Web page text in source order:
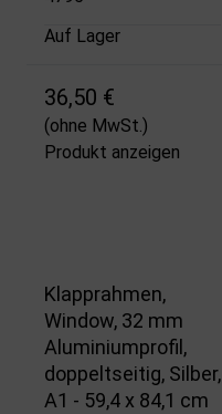
Auf Lager
36,50 €
(ohne MwSt.)
Produkt anzeigen
Klapprahmen,
Window, 32 mm
Aluminiumprofil,
doppeltseitig, Silber,
A1 - 59,4 x 84,1 cm